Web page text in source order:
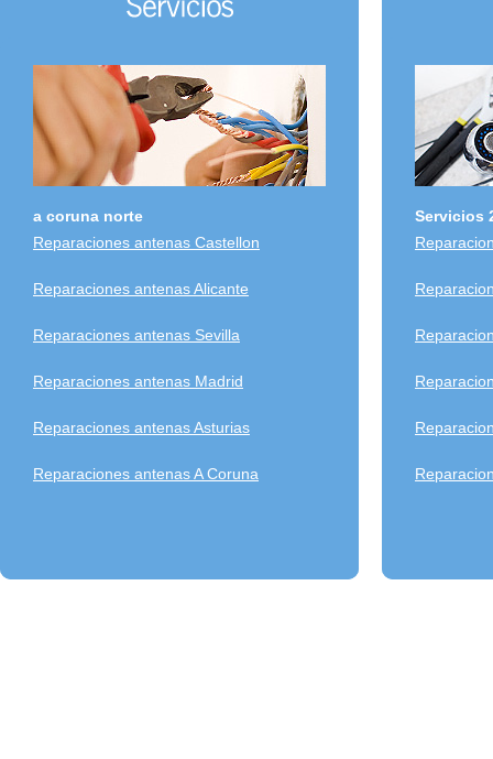
a coruna norte
Reparaciones antenas Castellon
Reparaciones antenas Alicante
Reparaciones antenas Sevilla
Reparaciones antenas Madrid
Reparaciones antenas Asturias
Reparaciones antenas A Coruna
Servicios